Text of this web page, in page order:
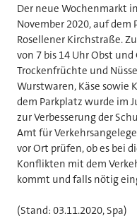
Der neue Wochenmarkt
November 2020, auf
Rosellener Kirchstraße.
von 7 bis 14 Uhr Obst
Trockenfrüchte und
Wurstwaren, Käse
dem Parkplatz wurde im
zur Verbesserung der
Amt für
vor Ort prüfen, ob es bei
Konflikten mit dem
kommt und falls nötig
(Stand: 03.11.2020, Spa)